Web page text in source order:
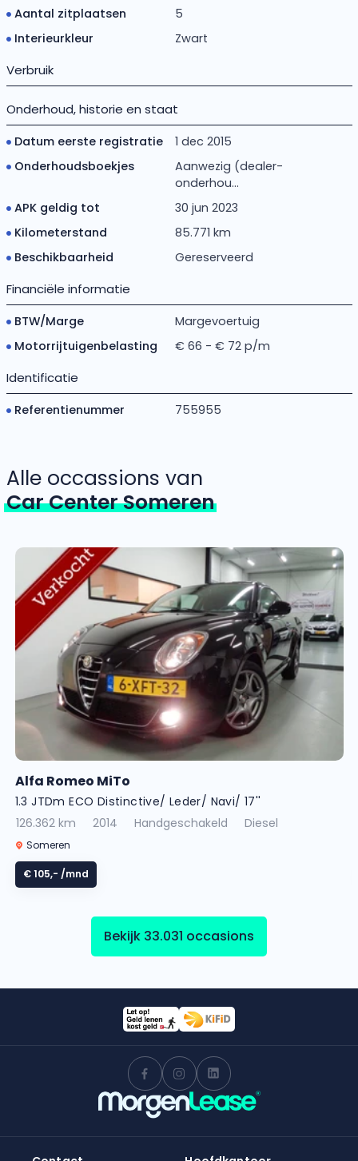
Aantal zitplaatsen
5
Interieurkleur
Zwart
Verbruik
Onderhoud, historie en staat
Datum eerste registratie
1 dec 2015
Onderhoudsboekjes
Aanwezig (dealer-
onderhou...
APK geldig tot
30 jun 2023
Kilometerstand
85.771 km
Beschikbaarheid
Gereserveerd
Financiële informatie
BTW/Marge
Margevoertuig
Motorrijtuigenbelasting
€ 66 - € 72 p/m
Identificatie
Referentienummer 755955
Alle occassions van
Car Center Someren
Alfa Romeo MiTo
1.3 JTDm ECO Distinctive/ Leder/ Navi/ 17''
126.362 km
2014 Handgeschakeld Diesel
Someren
€ 105,- /mnd
Bekijk 33.031 occasions